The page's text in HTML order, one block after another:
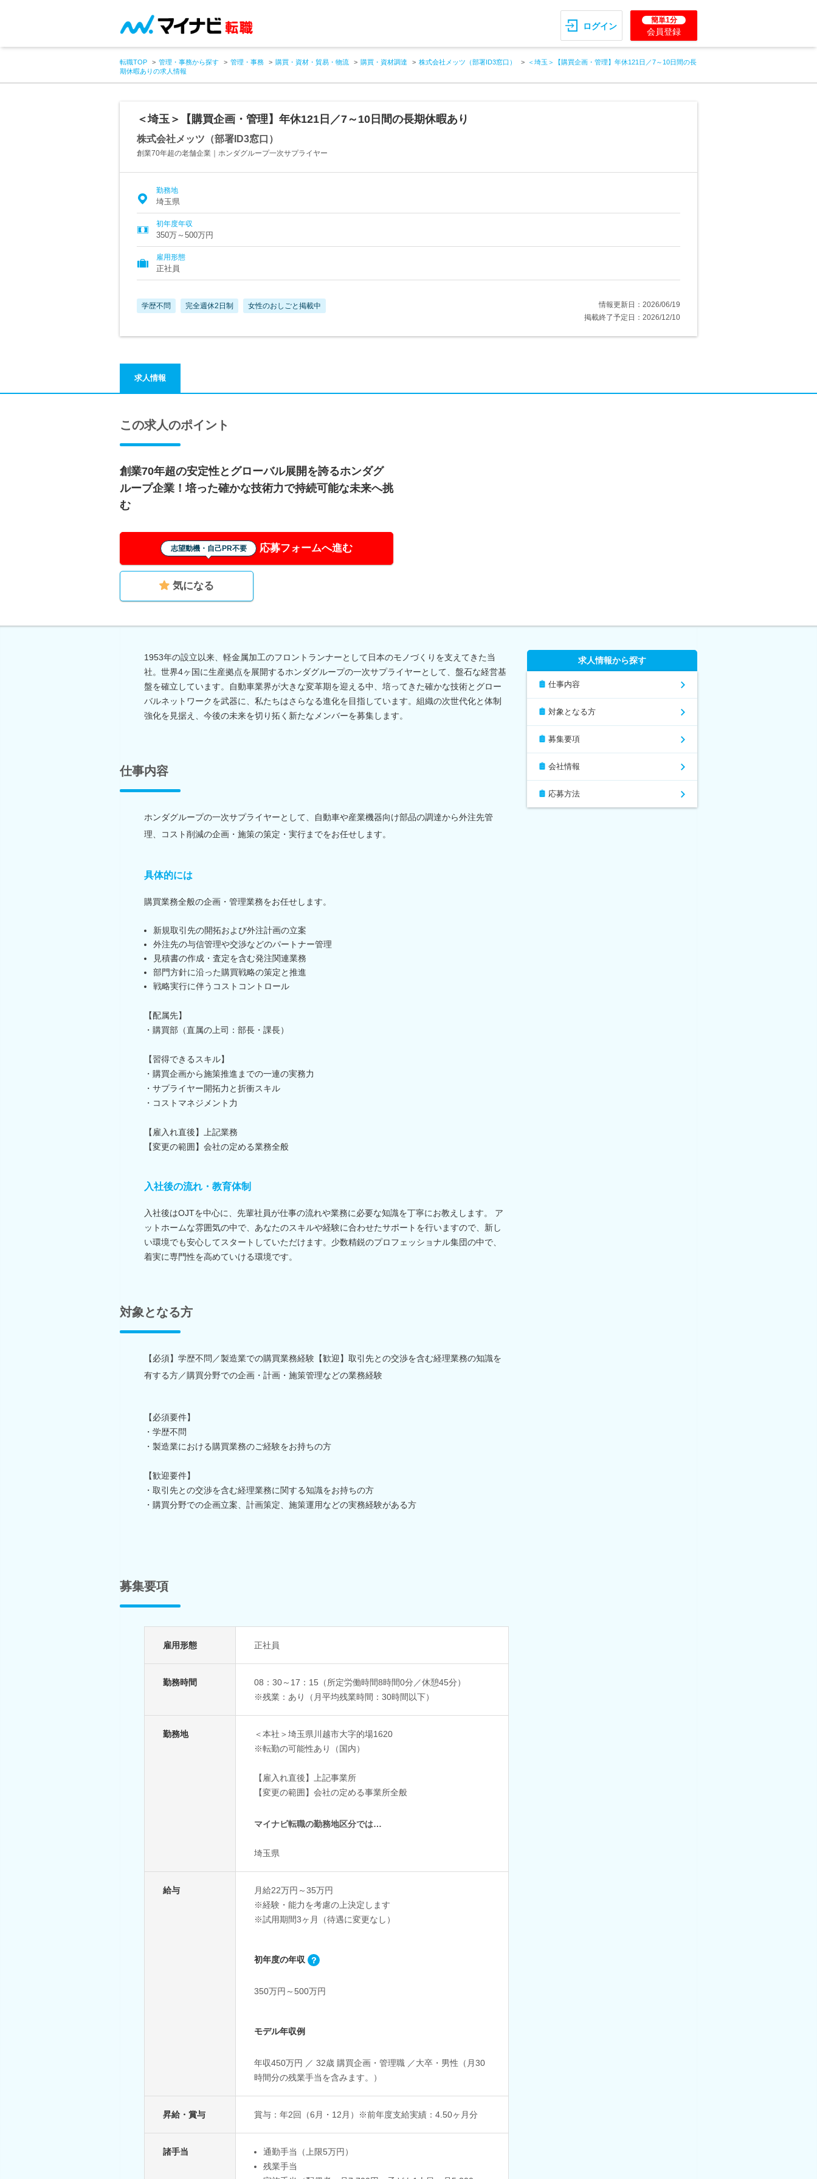
ログイン
簡単1分
会員登録
転職TOP 管理・事務から探す 管理・事務 購買・資材・貿易・物流 購買・資材調達 株式会社メッツ（部署ID3窓口）
＜埼玉＞【購買企画・管理】年休121日／7～10日間の長
期休暇ありの求人情報
＜埼玉＞【購買企画・管理】年休121日／7～10日間の長期休暇あり
株式会社メッツ（部署ID3窓口）
創業70年超の老舗企業｜ホンダグループ一次サプライヤー
勤務地
埼玉県
初年度年収
350万～500万円
雇用形態
正社員
学歴不問 完全週休2日制 女性のおしごと掲載中
情報更新日：2026/06/19
掲載終了予定日：2026/12/10
求人情報
この求人のポイント
創業70年超の安定性とグローバル展開を誇るホンダグ
ループ企業！培った確かな技術力で持続可能な未来へ挑
む
志望動機・自己PR不要 応募フォームへ進む
気になる
1953年の設立以来、軽金属加工のフロントランナーとして日本のモノづくりを支えてきた当
社。世界4ヶ国に生産拠点を展開するホンダグループの一次サプライヤーとして、盤石な経営基
盤を確立しています。自動車業界が大きな変革期を迎える中、培ってきた確かな技術とグロー
バルネットワークを武器に、私たちはさらなる進化を目指しています。組織の次世代化と体制
強化を見据え、今後の未来を切り拓く新たなメンバーを募集します。
仕事内容
ホンダグループの一次サプライヤーとして、自動車や産業機器向け部品の調達から外注先管
理、コスト削減の企画・施策の策定・実行までをお任せします。
具体的には
購買業務全般の企画・管理業務をお任せします。
新規取引先の開拓および外注計画の立案
外注先の与信管理や交渉などのパートナー管理
見積書の作成・査定を含む発注関連業務
部門方針に沿った購買戦略の策定と推進
戦略実行に伴うコストコントロール
【配属先】
・購買部（直属の上司：部長・課長）
【習得できるスキル】
・購買企画から施策推進までの一連の実務力
・サプライヤー開拓力と折衝スキル
・コストマネジメント力
【雇入れ直後】上記業務
【変更の範囲】会社の定める業務全般
入社後の流れ・教育体制
入社後はOJTを中心に、先輩社員が仕事の流れや業務に必要な知識を丁寧にお教えします。 ア
ットホームな雰囲気の中で、あなたのスキルや経験に合わせたサポートを行いますので、新し
い環境でも安心してスタートしていただけます。少数精鋭のプロフェッショナル集団の中で、
着実に専門性を高めていける環境です。
対象となる方
【必須】学歴不問／製造業での購買業務経験【歓迎】取引先との交渉を含む経理業務の知識を
有する方／購買分野での企画・計画・施策管理などの業務経験
【必須要件】
・学歴不問
・製造業における購買業務のご経験をお持ちの方
【歓迎要件】
・取引先との交渉を含む経理業務に関する知識をお持ちの方
・購買分野での企画立案、計画策定、施策運用などの実務経験がある方
募集要項
雇用形態 正社員
勤務時間
08：30～17：15（所定労働時間8時間0分／休憩45分）
※残業：あり（月平均残業時間：30時間以下）
勤務地
＜本社＞埼玉県川越市大字的場1620
※転勤の可能性あり（国内）
【雇入れ直後】上記事業所
【変更の範囲】会社の定める事業所全般
マイナビ転職の勤務地区分では…
埼玉県
給与
月給22万円～35万円
※経験・能力を考慮の上決定します
※試用期間3ヶ月（待遇に変更なし）
初年度の年収
350万円～500万円
モデル年収例
年収450万円 ／ 32歳 購買企画・管理職 ／大卒・男性（月30
時間分の残業手当を含みます。）
昇給・賞与 賞与：年2回（6月・12月）※前年度支給実績：4.50ヶ月分
諸手当
通勤手当（上限5万円）
残業手当
求人情報から探す
仕事内容
対象となる方
募集要項
会社情報
応募方法